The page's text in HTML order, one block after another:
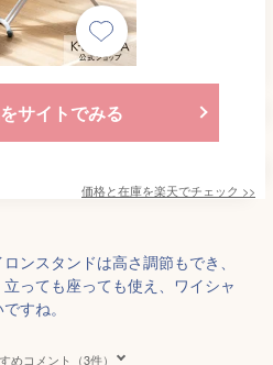
サイトでみる
価格と在庫を楽天でチェック >>
ンスタンドは高さ調節もでき、
っても座っても使え、ワイシャ
すね。
めコメント（3件）